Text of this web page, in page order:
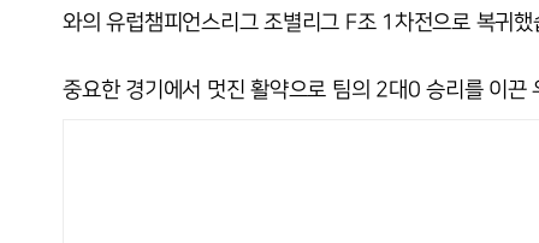
와의 유럽챔피언스리그 조별리그 F조 1차전으로 복귀했
중요한 경기에서 멋진 활약으로 팀의 2대0 승리를 이끈